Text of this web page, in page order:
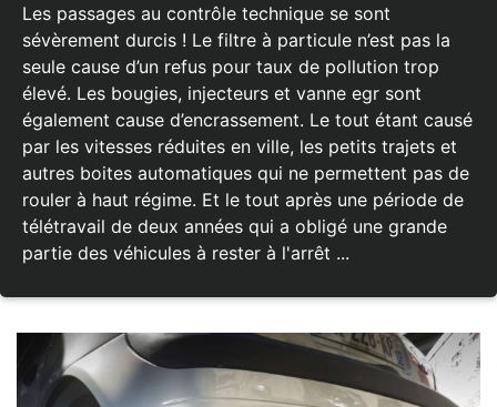
Les passages au contrôle technique se sont
sévèrement durcis ! Le filtre à particule n’est pas la
seule cause d’un refus pour taux de pollution trop
élevé. Les bougies, injecteurs et vanne egr sont
également cause d’encrassement. Le tout étant causé
par les vitesses réduites en ville, les petits trajets et
autres boites automatiques qui ne permettent pas de
rouler à haut régime. Et le tout après une période de
télétravail de deux années qui a obligé une grande
partie des véhicules à rester à l'arrêt ...